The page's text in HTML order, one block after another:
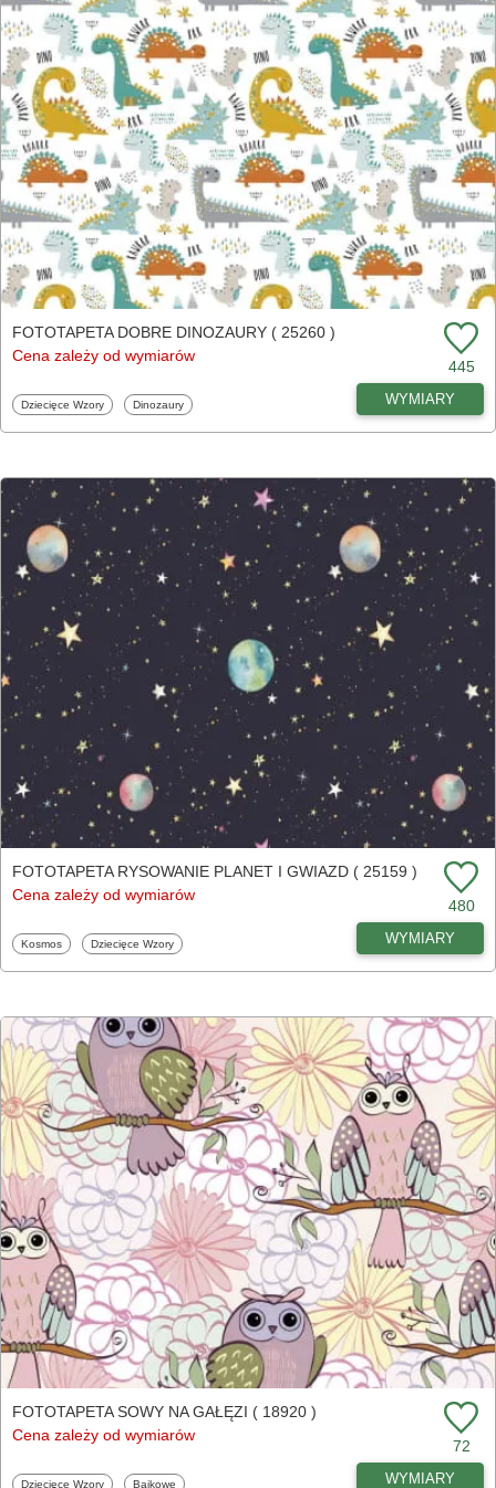
FOTOTAPETA DOBRE DINOZAURY ( 25260 )
Cena zależy od wymiarów
445
Fototapety
Dziecięce Wzory Fototapety
Dinozaury WYMIARY
FOTOTAPETA RYSOWANIE PLANET I GWIAZD ( 25159 )
Cena zależy od wymiarów
480
Fototapety
Kosmos Fototapety
Dziecięce Wzory WYMIARY
FOTOTAPETA SOWY NA GAŁĘZI ( 18920 )
Cena zależy od wymiarów
72
Fototapety
Dziecięce Wzory Fototapety
Bajkowe WYMIARY